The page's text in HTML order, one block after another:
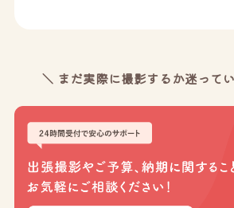
＼ まだ実際に撮影するか迷って